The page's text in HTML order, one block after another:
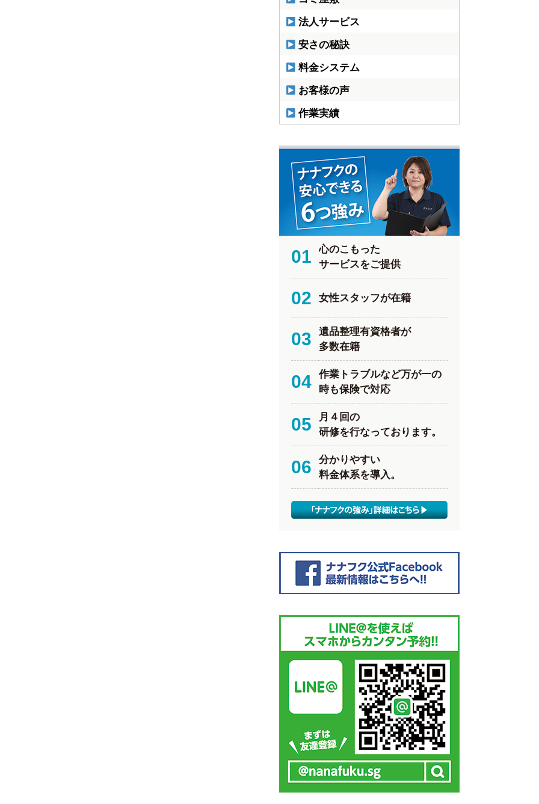
法人サービス
安さの秘訣
料金システム
お客様の声
作業実績
01
心のこもった
サービスをご提供
02 女性スタッフが在籍
03
遺品整理有資格者が
多数在籍
04
作業トラブルなど万が一の
時も保険で対応
05
月４回の
研修を行なっております。
06
分かりやすい
料金体系を導入。